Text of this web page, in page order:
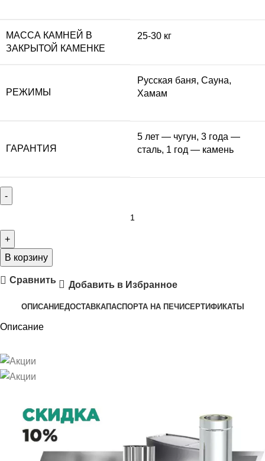
МАССА КАМНЕЙ В
ЗАКРЫТОЙ КАМЕНКЕ
25-30 кг
РЕЖИМЫ
Русская баня, Сауна,
Хамам
ГАРАНТИЯ
5 лет — чугун, 3 года —
сталь, 1 год — камень
В корзину
Сравнить Добавить в Избранное
ОПИСАНИЕДОСТАВКАПАСПОРТА НА ПЕЧИСЕРТИФИКАТЫ
Описание